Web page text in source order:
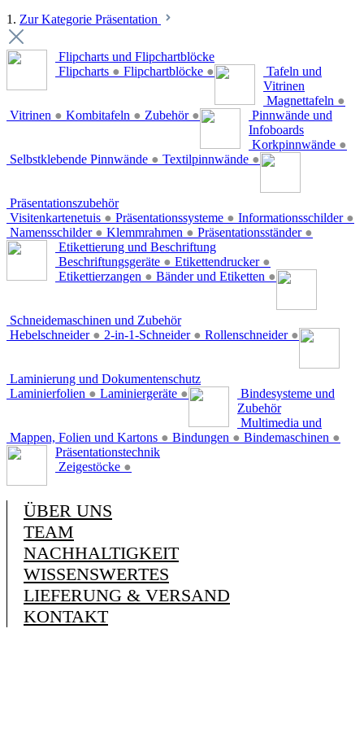
1. Zur Kategorie Präsentation
Flipcharts und Flipchartblöcke
Flipcharts ● Flipchartblöcke ●
Tafeln und
Vitrinen
Magnettafeln ●
Vitrinen ● Kombitafeln ● Zubehör ●
Pinnwände und
Infoboards
Korkpinnwände ●
Selbstklebende Pinnwände ● Textilpinnwände ●
Präsentationszubehör
Visitenkartenetuis ● Präsentationssysteme ● Informationsschilder ●
Namensschilder ● Klemmrahmen ● Präsentationsständer ●
Etikettierung und Beschriftung
Beschriftungsgeräte ● Etikettendrucker ●
Etikettierzangen ● Bänder und Etiketten ●
Schneidemaschinen und Zubehör
Hebelschneider ● 2-in-1-Schneider ● Rollenschneider ●
Laminierung und Dokumentenschutz
Laminierfolien ● Laminiergeräte ●
Bindesysteme und
Zubehör
Mappen, Folien und Kartons ● Bindungen ● Bindemaschinen ●
Multimedia und
Präsentationstechnik
Zeigestöcke ●
ÜBER UNS
TEAM
NACHHALTIGKEIT
WISSENSWERTES
LIEFERUNG & VERSAND
KONTAKT